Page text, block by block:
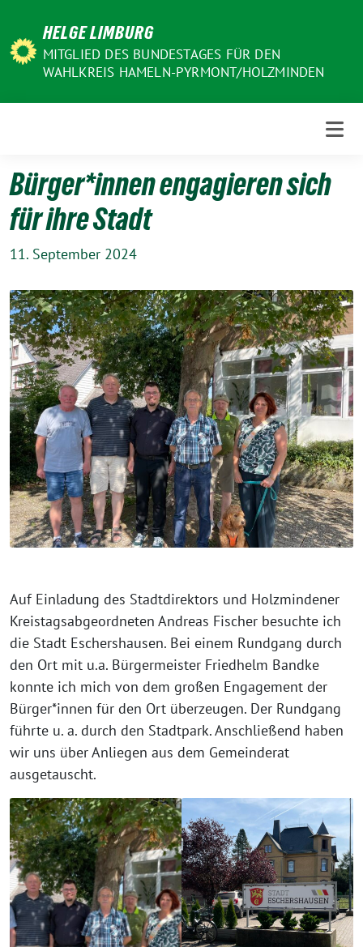
Inhalt
HELGE LIMBURG
MITGLIED DES BUNDESTAGES FÜR DEN
WAHLKREIS HAMELN-PYRMONT/HOLZMINDEN
Bürger*innen engagieren sich
für ihre Stadt
11. September 2024
Auf Einladung des Stadtdirektors und Holzmindener
Kreistagsabgeordneten Andreas Fischer besuchte ich
die Stadt Eschershausen. Bei einem Rundgang durch
den Ort mit u.a. Bürgermeister Friedhelm Bandke
konnte ich mich von dem großen Engagement der
Bürger*innen für den Ort überzeugen. Der Rundgang
führte u. a. durch den Stadtpark. Anschließend haben
wir uns über Anliegen aus dem Gemeinderat
ausgetauscht.